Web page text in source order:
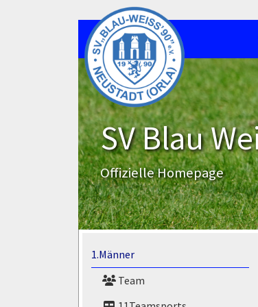
SV Blau
Offizielle Homepage
1.Männer
Team